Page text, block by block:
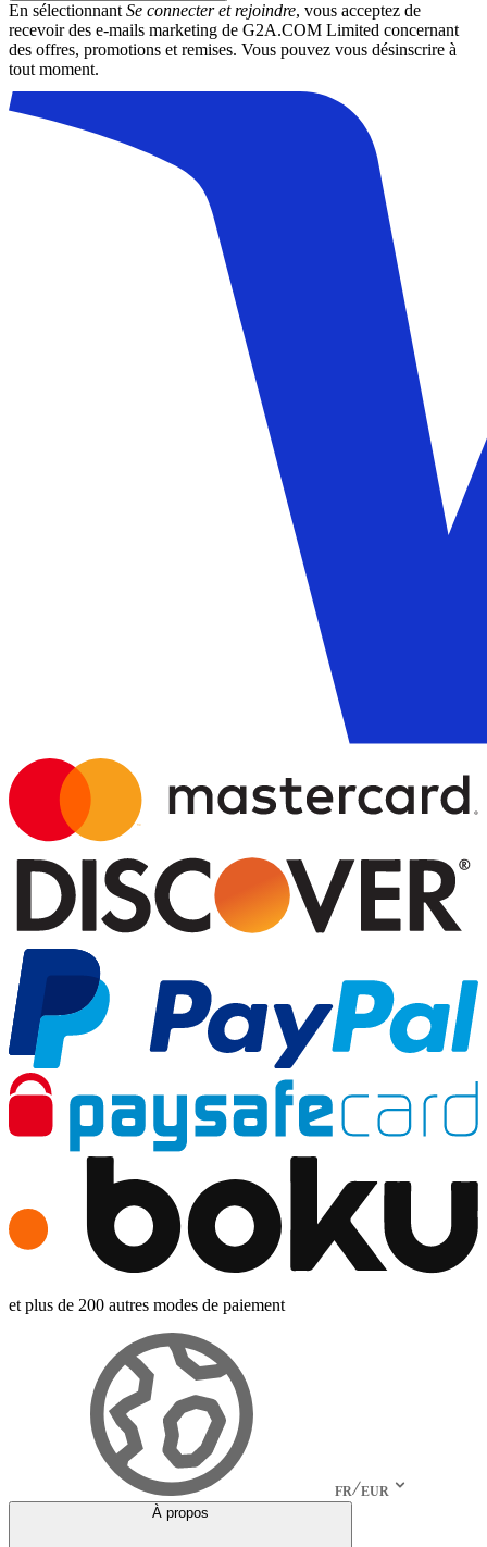
En sélectionnantSe connecter et rejoindre, vous acceptez de
recevoir des e-mails marketing de G2A.COM Limited concernant
des offres, promotions et remises. Vous pouvez vous désinscrire à
tout moment.
et plus de 200 autres modes de paiement
FR EUR
À propos